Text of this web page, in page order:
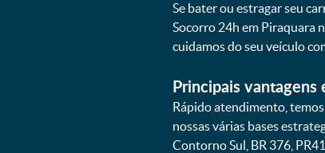
Se bater ou estragar seu
Socorro 24h em Piraquara
cuidamos do seu veículo
Principais vantagens
Rápido atendimento,
nossas várias bases
Contorno Sul, BR 376,